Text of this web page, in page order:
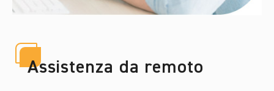
Assistenza da remoto